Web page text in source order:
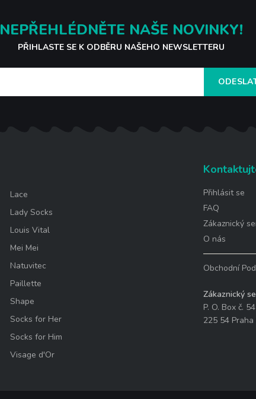
NEPŘEHLÉDNĚTE NAŠE NOVINKY!
PŘIHLASTE SE K ODBĚRU NAŠEHO NEWSLETTERU
Lace
Lady Socks
Louis Vital
Mei Mei
Natuvitec
Paillette
Shape
Socks for Her
Socks for Him
Visage d'Or
Přihlásit se
FAQ
Zákaznický
O nás
Obchodní
Zákaznický
P. O. Box č. 54
225 54 Praha